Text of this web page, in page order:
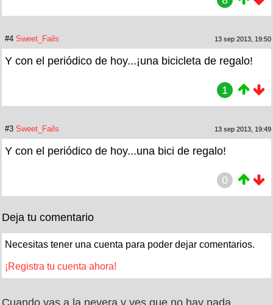
#4 Sweet_Fails 13 sep 2013, 19:50
Y con el periódico de hoy...¡una bicicleta de regalo!
1
#3 Sweet_Fails 13 sep 2013, 19:49
Y con el periódico de hoy...una bici de regalo!
0
Deja tu comentario
Necesitas tener una cuenta para poder dejar comentarios.
¡Registra tu cuenta ahora!